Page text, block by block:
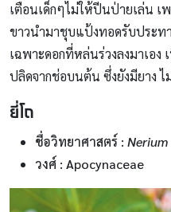
เตือนเด็กๆไม่ให้ปีนป่ายเล่น เ
ขาวนำมาชุบแป้งทอดรับประท
เฉพาะดอกที่หล่นร่วงลงมาเอง
ปลิดจากช่อบนต้น ซึ่งยังมียาง
ยี่โถ
ชื่อวิทยาศาสตร์ :
วงศ์ : Apocynaceae